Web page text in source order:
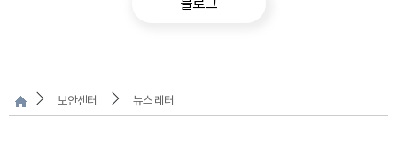
블로그
보안센터 뉴스 레터